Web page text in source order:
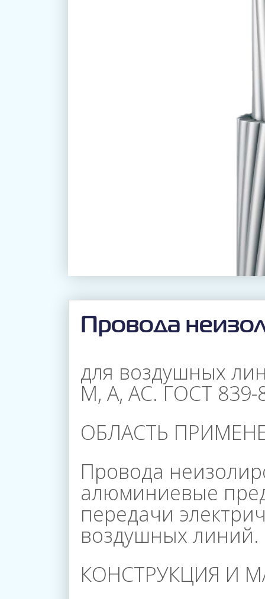
Провода
для воздушных
М, А, АС. ГОСТ 839-
ОБЛАСТЬ
Провода
алюминиевые
передачи
воздушных линий.
КОНСТРУКЦИЯ И